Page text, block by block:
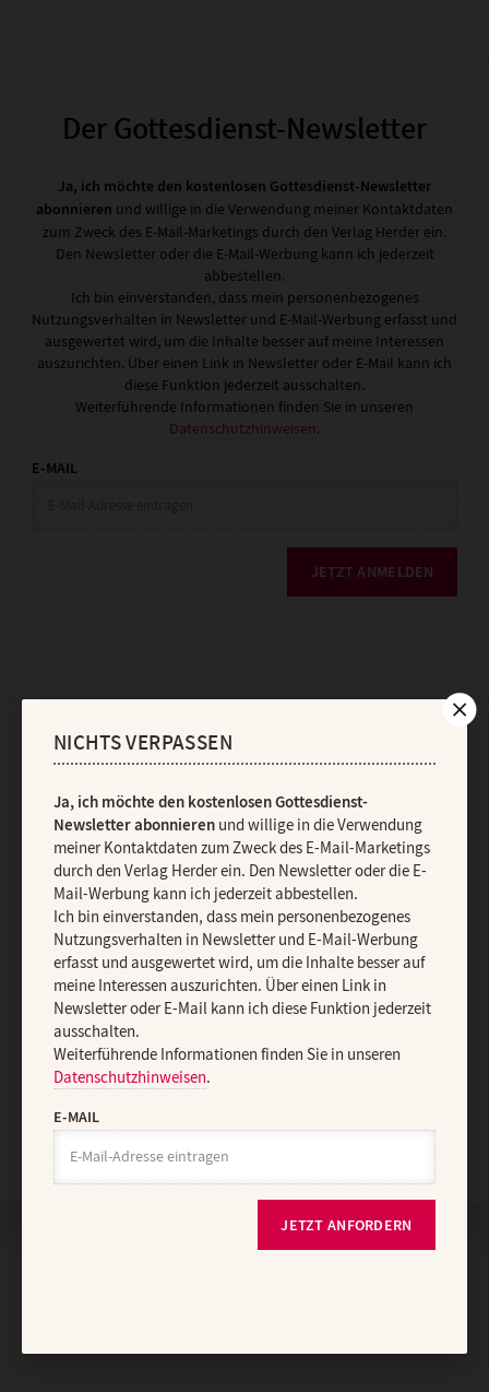
Der Gottesdienst-Newsletter
Ja, ich möchte den kostenlosen Gottesdienst-Newsletter
abonnieren und willige in die Verwendung meiner Kontaktdaten
zum Zweck des E-Mail-Marketings durch den Verlag Herder ein.
Den Newsletter oder die E-Mail-Werbung kann ich jederzeit
abbestellen.
Ich bin einverstanden, dass mein personenbezogenes
Nutzungsverhalten in Newsletter und E-Mail-Werbung erfasst und
ausgewertet wird, um die Inhalte besser auf meine Interessen
auszurichten. Über einen Link in Newsletter oder E-Mail kann ich
diese Funktion jederzeit ausschalten.
Weiterführende Informationen finden Sie in unseren
Datenschutzhinweisen.
E-MAIL
JETZT ANMELDEN
AGB und Widerrufsbelehrung
Vertrag widerrufen Abo online kündigen
Nach oben
NICHTS VERPASSEN
Ja, ich möchte den kostenlosen Gottesdienst-
Newsletter abonnierenund willige in die Verwendung
meiner Kontaktdaten zum Zweck des E-Mail-Marketings
durch den Verlag Herder ein. Den Newsletter oder die E-
Mail-Werbung kann ich jederzeit abbestellen.
Ich bin einverstanden, dass mein personenbezogenes
Nutzungsverhalten in Newsletter und E-Mail-Werbung
erfasst und ausgewertet wird, um die Inhalte besser auf
meine Interessen auszurichten. Über einen Link in
Newsletter oder E-Mail kann ich diese Funktion jederzeit
ausschalten.
Weiterführende Informationen finden Sie in unseren
Datenschutzhinweisen.
E-MAIL
JETZT ANFORDERN